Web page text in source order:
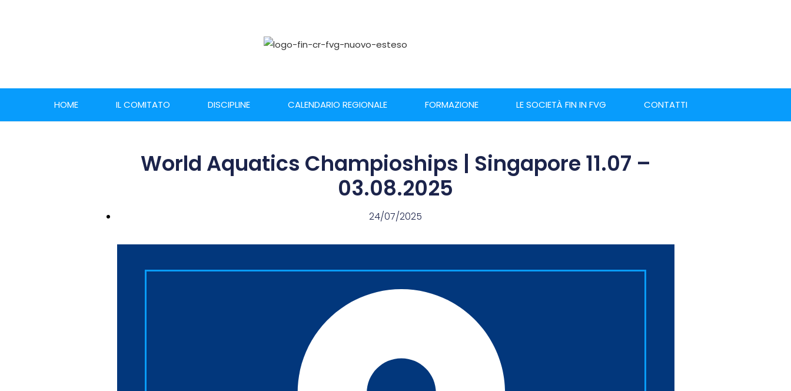
HOME IL COMITATO DISCIPLINE CALENDARIO REGIONALE FORMAZIONE LE SOCIETÀ FIN IN FVG CONTATTI
World Aquatics Champioships | Singapore 11.07 –
03.08.2025
24/07/2025